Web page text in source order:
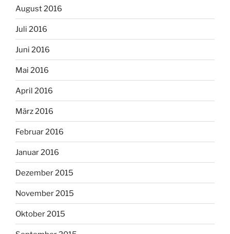
August 2016
Juli 2016
Juni 2016
Mai 2016
April 2016
März 2016
Februar 2016
Januar 2016
Dezember 2015
November 2015
Oktober 2015